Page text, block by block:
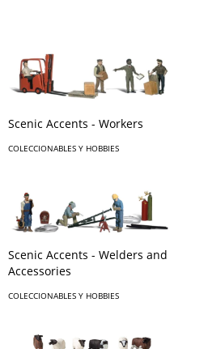
Scenic Accents - Workers
COLECCIONABLES Y HOBBIES
Scenic Accents - Welders and
Accessories
COLECCIONABLES Y HOBBIES